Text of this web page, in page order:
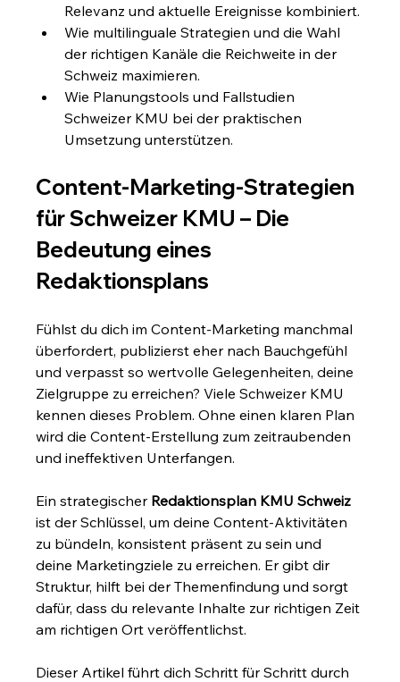
Relevanz und aktuelle Ereignisse kombiniert.
Wie multilinguale Strategien und die Wahl
der richtigen Kanäle die Reichweite in der
Schweiz maximieren.
Wie Planungstools und Fallstudien
Schweizer KMU bei der praktischen
Umsetzung unterstützen.
Content-Marketing-Strategien
für Schweizer KMU – Die
Bedeutung eines
Redaktionsplans
Fühlst du dich im Content-Marketing manchmal
überfordert, publizierst eher nach Bauchgefühl
und verpasst so wertvolle Gelegenheiten, deine
Zielgruppe zu erreichen? Viele Schweizer KMU
kennen dieses Problem. Ohne einen klaren Plan
wird die Content-Erstellung zum zeitraubenden
und ineffektiven Unterfangen.
Ein strategischer Redaktionsplan KMU Schweiz
ist der Schlüssel, um deine Content-Aktivitäten
zu bündeln, konsistent präsent zu sein und
deine Marketingziele zu erreichen. Er gibt dir
Struktur, hilft bei der Themenfindung und sorgt
dafür, dass du relevante Inhalte zur richtigen Zeit
am richtigen Ort veröffentlichst.
Dieser Artikel führt dich Schritt für Schritt durch